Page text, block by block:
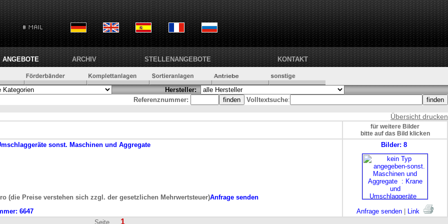
ANGEBOTE ARCHIV STELLENANGEBOTE KONTAKT
Hersteller:
Referenznummer:
Volltextsuche:
Übersicht drucken
für weitere Bilder
bitte auf das Bild klicken
sonst. Maschinen und Aggregate
(die Preise verstehen sich zzgl. der gesetzlichen Mehrwertsteuer)Anfrage senden
6647
Bilder: 8
Anfrage senden
Link
Seite
1